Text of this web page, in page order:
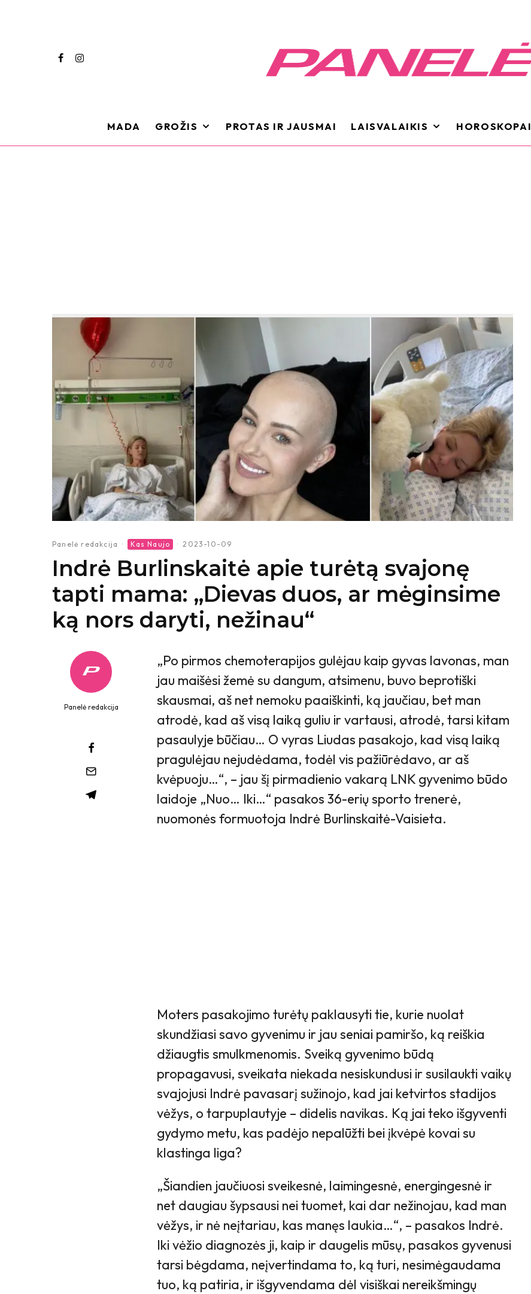
MADA GROŽIS PROTAS IR JAUSMAI LAISVALAIKIS HOROSKOPAI
Panelė redakcija · Kas Naujo · 2023-10-09
Indrė Burlinskaitė apie turėtą svajonę
tapti mama: „Dievas duos, ar mėginsime
ką nors daryti, nežinau“
Panelė redakcija
„Po pirmos chemoterapijos gulėjau kaip gyvas lavonas, man
jau maišėsi žemė su dangum, atsimenu, buvo beprotiški
skausmai, aš net nemoku paaiškinti, ką jaučiau, bet man
atrodė, kad aš visą laiką guliu ir vartausi, atrodė, tarsi kitam
pasaulyje būčiau… O vyras Liudas pasakojo, kad visą laiką
pragulėjau nejudėdama, todėl vis pažiūrėdavo, ar aš
kvėpuoju…“, – jau šį pirmadienio vakarą LNK gyvenimo būdo
laidoje „Nuo… Iki…“ pasakos 36-erių sporto trenerė,
nuomonės formuotoja Indrė Burlinskaitė-Vaisieta.
Moters pasakojimo turėtų paklausyti tie, kurie nuolat
skundžiasi savo gyvenimu ir jau seniai pamiršo, ką reiškia
džiaugtis smulkmenomis. Sveiką gyvenimo būdą
propagavusi, sveikata niekada nesiskundusi ir susilaukti vaikų
svajojusi Indrė pavasarį sužinojo, kad jai ketvirtos stadijos
vėžys, o tarpuplautyje – didelis navikas. Ką jai teko išgyventi
gydymo metu, kas padėjo nepalūžti bei įkvėpė kovai su
klastinga liga?
„Šiandien jaučiuosi sveikesnė, laimingesnė, energingesnė ir
net daugiau šypsausi nei tuomet, kai dar nežinojau, kad man
vėžys, ir nė neįtariau, kas manęs laukia…“, – pasakos Indrė.
Iki vėžio diagnozės ji, kaip ir daugelis mūsų, pasakos gyvenusi
tarsi bėgdama, neįvertindama to, ką turi, nesimėgaudama
tuo, ką patiria, ir išgyvendama dėl visiškai nereikšmingų